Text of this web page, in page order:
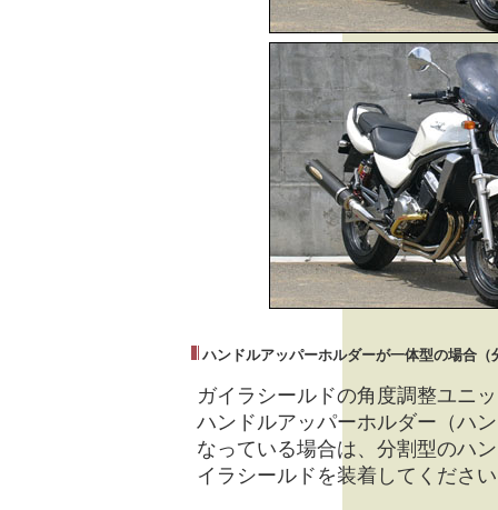
ハンドルアッパーホルダーが一体型の場合
ガイラシールドの角度調整ユニ
ハンドルアッパーホルダー（ハ
なっている場合は、分割型のハ
イラシールドを装着してくださ